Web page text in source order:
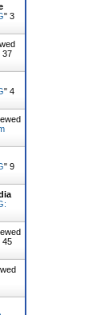
" 3
37
" 4
" 9
45